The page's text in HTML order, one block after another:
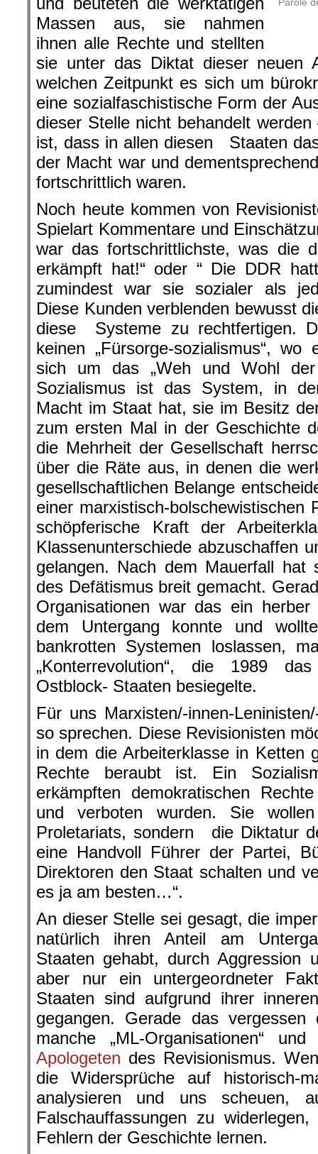
Massen aus, sie nahmen
ihnen alle Rechte und stellten
sie unter das Diktat dieser neuen
welchen Zeitpunkt es sich um
eine sozialfaschistische Form der
dieser Stelle nicht behandelt
ist, dass in allen diesen Staaten
der Macht war und
fortschrittlich waren.
Noch heute kommen von
Spielart Kommentare und
war das fortschrittlichste, was die
erkämpft hat!“ oder “ Die DDR
zumindest war sie sozialer als
Diese Kunden verblenden bewusst
diese Systeme zu rechtfertigen.
keinen „Fürsorge-sozialismus“,
sich um das „Weh und Wohl
Sozialismus ist das System, in
Macht im Staat hat, sie im Besitz
zum ersten Mal in der Geschichte
die Mehrheit der Gesellschaft
über die Räte aus, in denen die
gesellschaftlichen Belange
einer marxistisch-bolschewistischen
schöpferische Kraft der
Klassenunterschiede abzuschaffen
gelangen. Nach dem Mauerfall hat
des Defätismus breit gemacht.
Organisationen war das ein
dem Untergang konnte und
bankrotten Systemen loslassen,
„Konterrevolution“, die 1989
Ostblock- Staaten besiegelte.
Für uns Marxisten/-innen-
so sprechen. Diese Revisionisten
in dem die Arbeiterklasse in Ketten
Rechte beraubt ist. Ein
erkämpften demokratischen
und verboten wurden. Sie
Proletariats, sondern die Diktatur
eine Handvoll Führer der Partei,
Direktoren den Staat schalten und
es ja am besten…“.
An dieser Stelle sei gesagt, die
natürlich ihren Anteil am
Staaten gehabt, durch Aggression
aber nur ein untergeordneter
Staaten sind aufgrund ihrer
gegangen. Gerade das
manche „ML-Organisationen“
Apologeten des Revisionismus.
die Widersprüche auf historisch-
analysieren und uns scheuen,
Falschauffassungen zu
Fehlern der Geschichte lernen.